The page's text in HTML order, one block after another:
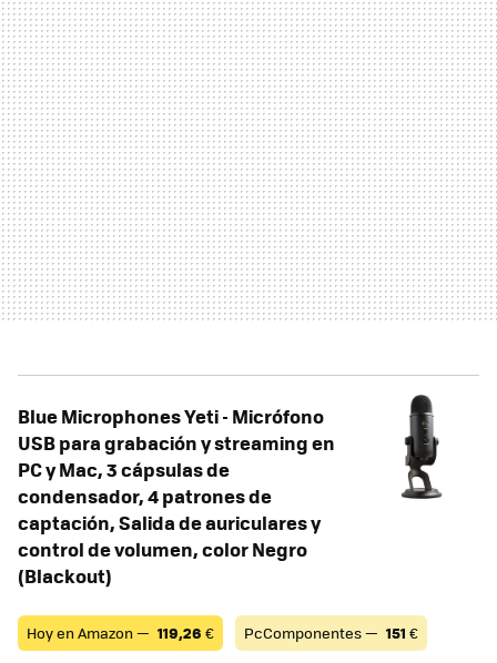
Blue Microphones Yeti - Micrófono
USB para grabación y streaming en
PC y Mac, 3 cápsulas de
condensador, 4 patrones de
captación, Salida de auriculares y
control de volumen, color Negro
(Blackout)
Hoy en Amazon — 119,26 € PcComponentes — 151 €